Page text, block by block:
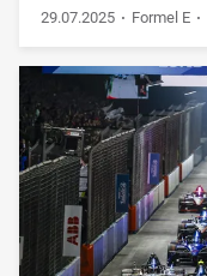
29.07.2025 Formel E